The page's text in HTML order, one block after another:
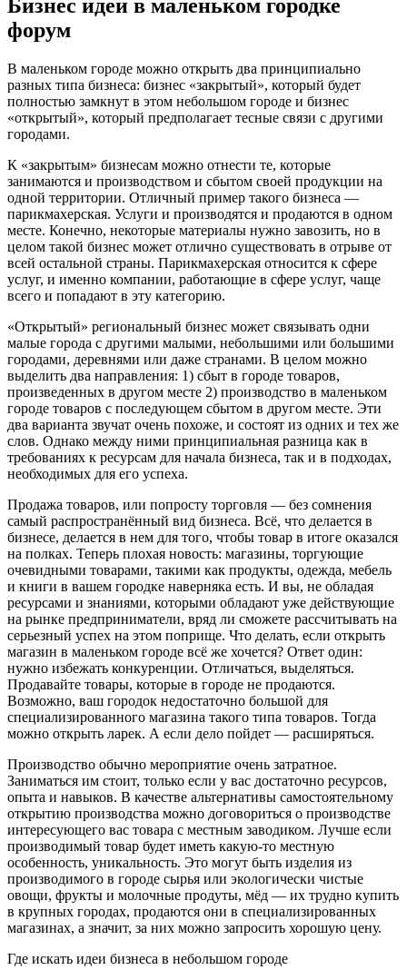
Бизнес идеи в маленьком городке
форум
В маленьком городе можно открыть два принципиально
разных типа бизнеса: бизнес «закрытый», который будет
полностью замкнут в этом небольшом городе и бизнес
«открытый», который предполагает тесные связи с другими
городами.
К «закрытым» бизнесам можно отнести те, которые
занимаются и производством и сбытом своей продукции на
одной территории. Отличный пример такого бизнеса —
парикмахерская. Услуги и производятся и продаются в одном
месте. Конечно, некоторые материалы нужно завозить, но в
целом такой бизнес может отлично существовать в отрыве от
всей остальной страны. Парикмахерская относится к сфере
услуг, и именно компании, работающие в сфере услуг, чаще
всего и попадают в эту категорию.
«Открытый» региональный бизнес может связывать одни
малые города с другими малыми, небольшими или большими
городами, деревнями или даже странами. В целом можно
выделить два направления: 1) сбыт в городе товаров,
произведенных в другом месте 2) производство в маленьком
городе товаров с последующем сбытом в другом месте. Эти
два варианта звучат очень похоже, и состоят из одних и тех же
слов. Однако между ними принципиальная разница как в
требованиях к ресурсам для начала бизнеса, так и в подходах,
необходимых для его успеха.
Продажа товаров, или попросту торговля — без сомнения
самый распространённый вид бизнеса. Всё, что делается в
бизнесе, делается в нем для того, чтобы товар в итоге оказался
на полках. Теперь плохая новость: магазины, торгующие
очевидными товарами, такими как продукты, одежда, мебель
и книги в вашем городке наверняка есть. И вы, не обладая
ресурсами и знаниями, которыми обладают уже действующие
на рынке предприниматели, вряд ли сможете рассчитывать на
серьезный успех на этом поприще. Что делать, если открыть
магазин в маленьком городе всё же хочется? Ответ один:
нужно избежать конкуренции. Отличаться, выделяться.
Продавайте товары, которые в городе не продаются.
Возможно, ваш городок недостаточно большой для
специализированного магазина такого типа товаров. Тогда
можно открыть ларек. А если дело пойдет — расширяться.
Производство обычно мероприятие очень затратное.
Заниматься им стоит, только если у вас достаточно ресурсов,
опыта и навыков. В качестве альтернативы самостоятельному
открытию производства можно договориться о производстве
интересующего вас товара с местным заводиком. Лучше если
производимый товар будет иметь какую-то местную
особенность, уникальность. Это могут быть изделия из
производимого в городе сырья или экологически чистые
овощи, фрукты и молочные продуты, мёд — их трудно купить
в крупных городах, продаются они в специализированных
магазинах, а значит, за них можно запросить хорошую цену.
Где искать идеи бизнеса в небольшом городе